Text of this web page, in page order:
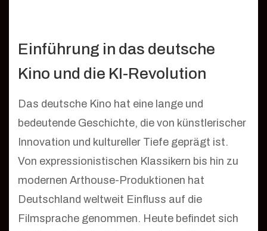
Einführung in das deutsche
Kino und die KI-Revolution
Das deutsche Kino hat eine lange und
bedeutende Geschichte, die von künstlerischer
Innovation und kultureller Tiefe geprägt ist.
Von expressionistischen Klassikern bis hin zu
modernen Arthouse-Produktionen hat
Deutschland weltweit Einfluss auf die
Filmsprache genommen. Heute befindet sich